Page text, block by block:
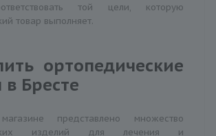
той цели, которую
товар выполняет.
ортопедические
Бресте
представлено множество
изделий для лечения и